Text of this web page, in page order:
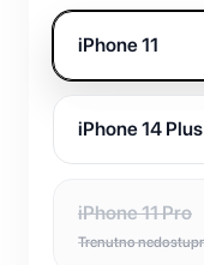
iPhone 11
iPhone 14 Plus
iPhone 11 Pro
Trenutno